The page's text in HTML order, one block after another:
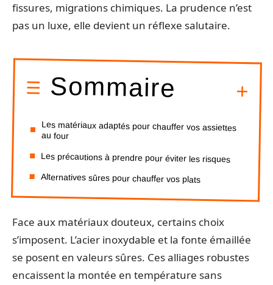
fissures, migrations chimiques. La prudence n’est
pas un luxe, elle devient un réflexe salutaire.
Sommaire
Les matériaux adaptés pour chauffer vos assiettes
au four
Les précautions à prendre pour éviter les risques
Alternatives sûres pour chauffer vos plats
Face aux matériaux douteux, certains choix
s’imposent. L’acier inoxydable et la fonte émaillée
se posent en valeurs sûres. Ces alliages robustes
encaissent la montée en température sans